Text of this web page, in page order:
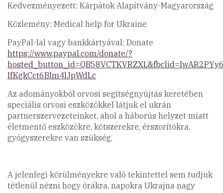
Kedvezményezett: Kárpátok Alapítvány-Magyarország
Közlemény: Medical help for Ukraine
PayPal-lal vagy bankkártyával: Donate
https://www.paypal.com/donate/?
IfKgkCct6Blm4lJpWdLc
Az adományokból orvosi segítségnyújtás keretében
speciális orvosi eszközökkel látjuk el ukrán
partnerszervezeteinket, ahol a háborús helyzet miatt
életmentő eszközökre, kötszerekre, érszorítókra,
gyógyszerekre van szükség.
A jelenlegi körülményekre való tekintettel sem tudjuk
tétlenül nézni hogy órákra, napokra Ukrajna nagy